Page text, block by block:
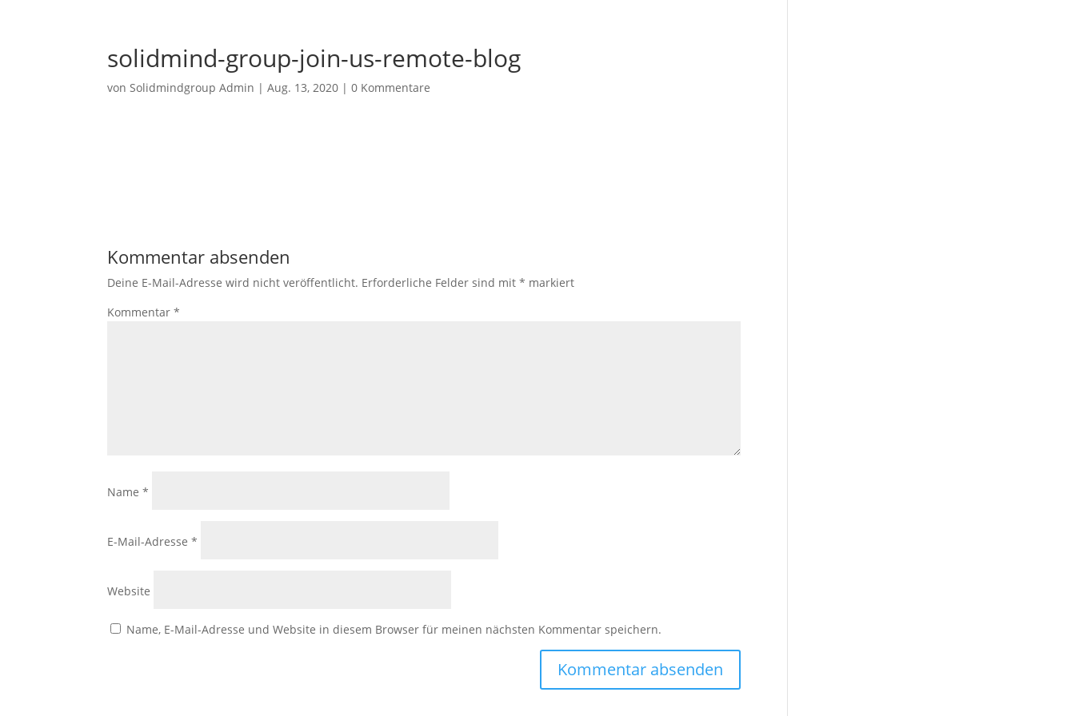
solidmind-group-join-us-remote-blog
vonSolidmindgroup Admin |Aug. 13, 2020 |0 Kommentare
Kommentar absenden
Deine E-Mail-Adresse wird nicht veröffentlicht. Erforderliche Felder sind mit* markiert
Kommentar*
Name*
E-Mail-Adresse*
Website
Name, E-Mail-Adresse und Website in diesem Browser für meinen nächsten Kommentar speichern.